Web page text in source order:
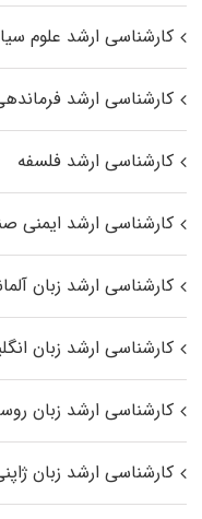
کارشناسی ارشد علوم
کارشناسی ارشد
کارشناسی ارشد فلسفه
کارشناسی ارشد ایمنی
کارشناسی ارشد زبان
کارشناسی ارشد زبان
کارشناسی ارشد زبان
کارشناسی ارشد زبان